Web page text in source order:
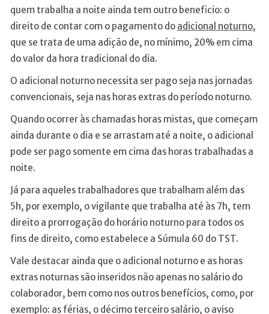
quem trabalha a noite ainda tem outro beneficio: o
direito de contar com o pagamento do adicional noturno,
que se trata de uma adição de, no mínimo, 20% em cima
do valor da hora tradicional do dia.
O adicional noturno necessita ser pago seja nas jornadas
convencionais, seja nas horas extras do período noturno.
Quando ocorrer às chamadas horas mistas, que começam
ainda durante o dia e se arrastam até a noite, o adicional
pode ser pago somente em cima das horas trabalhadas a
noite.
Já para aqueles trabalhadores que trabalham além das
5h, por exemplo, o vigilante que trabalha até às 7h, tem
direito a prorrogação do horário noturno para todos os
fins de direito, como estabelece a Súmula 60 do TST.
Vale destacar ainda que o adicional noturno e as horas
extras noturnas são inseridos não apenas no salário do
colaborador, bem como nos outros benefícios, como, por
exemplo: as férias, o décimo terceiro salário, o aviso